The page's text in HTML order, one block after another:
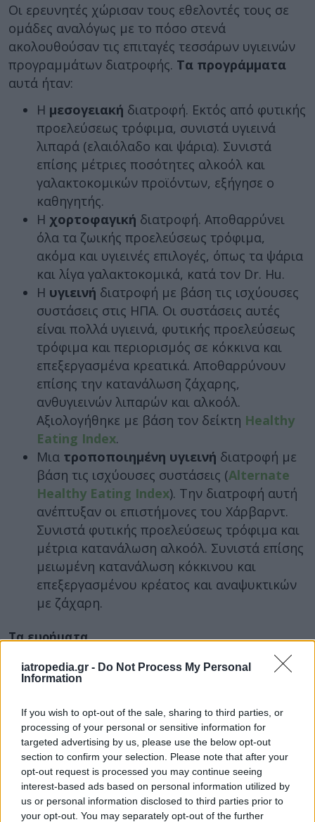
iatropedia.gr - Do Not Process My Personal
Information
If you wish to opt-out of the sale, sharing to third parties, or
processing of your personal or sensitive information for
targeted advertising by us, please use the below opt-out
section to confirm your selection. Please note that after your
opt-out request is processed you may continue seeing
interest-based ads based on personal information utilized by
us or personal information disclosed to third parties prior to
your opt-out. You may separately opt-out of the further
Οι ερευνητές χώρισαν τους εθελοντές τους σε
ομάδες αναλόγως με το πόσο στενά
ακολουθούσαν τις επιταγές τεσσάρων υγιεινών
προγραμμάτων διατροφής. Τα προγράμματα
αυτά ήταν:
Η μεσογειακή διατροφή. Εκτός από φυτικής
προελεύσεως τρόφιμα, συνιστά υγιεινά
λιπαρά (ελαιόλαδο και ψάρια). Συνιστά
επίσης μέτριες ποσότητες αλκοόλ και
γαλακτοκομικών προϊόντων, εξήγησε ο
καθηγητής.
Η χορτοφαγική διατροφή. Αποθαρρύνει
όλα τα ζωικής προελεύσεως τρόφιμα,
ακόμα και υγιεινές επιλογές, όπως τα ψάρια
και λίγα γαλακτοκομικά, κατά τον Dr. Hu.
Η υγιεινή διατροφή με βάση τις ισχύουσες
συστάσεις στις ΗΠΑ. Οι συστάσεις αυτές
είναι πολλά υγιεινά, φυτικής προελεύσεως
τρόφιμα και περιορισμός σε κόκκινα και
επεξεργασμένα κρεατικά. Αποθαρρύνουν
επίσης την κατανάλωση ζάχαρης,
ανθυγιεινών λιπαρών και αλκοόλ.
Αξιολογήθηκε με βάση τον δείκτη Healthy
Eating Index.
Μια τροποποιημένη υγιεινή διατροφή με
βάση τις ισχύουσες συστάσεις (Alternate
Healthy Eating Index). Την διατροφή αυτή
ανέπτυξαν οι επιστήμονες του Χάρβαρντ.
Συνιστά φυτικής προελεύσεως τρόφιμα και
μέτρια κατανάλωση αλκοόλ. Συνιστά επίσης
μειωμένη κατανάλωση κόκκινου και
επεξεργασμένου κρέατος και αναψυκτικών
με ζάχαρη.
Τα ευρήματα
Τα ευρήματα της μελέτηςδημοσιεύονται στην
ιατρική επιθεώρηση JAMA Internal Medicine
πρόωρου θανάτου μειωνόταν έως και 20% στους
συμμετέχοντες που ακολουθούσαν πιο πιστά
κάποιο ή συνδυασμό των προαναφερθέντων
διατροφικών προγραμμάτων. Τη μικρότερη
προστασία παρείχε η χορτοφαγική διατροφή
(μείωνε τον κίνδυνο κατά 14%).